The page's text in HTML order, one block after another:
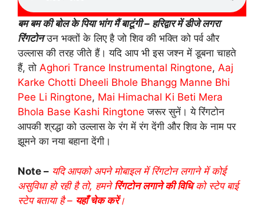
बम बम की बोल के पिया भांग मैं बाटूंगी – हरिद्वार में डीजे लगरा
रिंगटोनउन भक्तों के लिए है जो शिव की भक्ति को पर्व और
उल्लास की तरह जीते हैं। यदि आप भी इस जश्न में डूबना चाहते
हैं, तो Aghori Trance Instrumental Ringtone, Aaj
Karke Chotti Dheeli Bhole Bhangg Manne Bhi
Pee Li Ringtone, Mai Himachal Ki Beti Mera
Bhola Base Kashi Ringtone जरूर सुनें। ये रिंगटोन
आपकी श्रद्धा को उल्लास के रंग में रंग देंगी और शिव के नाम पर
झूमने का नया बहाना देंगी।
Note – यदि आपको अपने मोबाइल में रिंगटोन लगाने में कोई
असुविधा हो रही है तो, हमनेरिंगटोन लगाने की विधिको स्टेप बाई
स्टेप बताया है – यहाँ चेक करें।